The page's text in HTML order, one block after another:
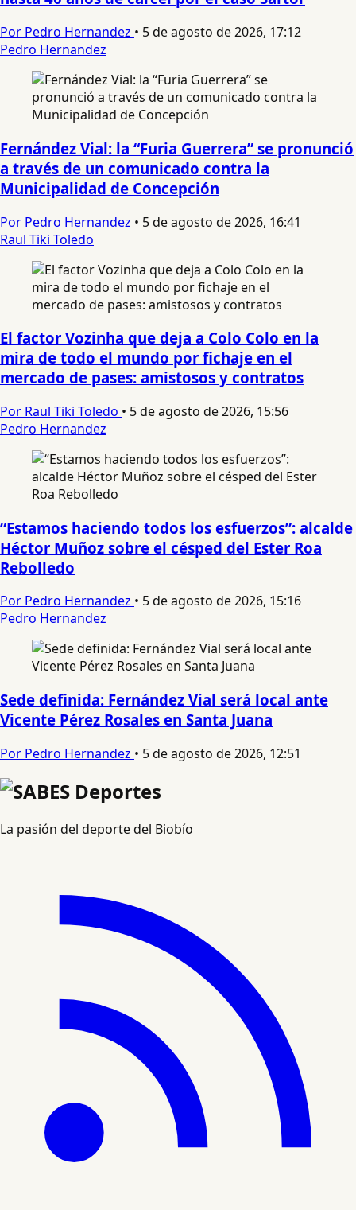
Por Pedro Hernandez • 5 de agosto de 2026, 17:12
Pedro Hernandez
Fernández Vial: la “Furia Guerrera” se pronunció
a través de un comunicado contra la
Municipalidad de Concepción
Por Pedro Hernandez • 5 de agosto de 2026, 16:41
Raul Tiki Toledo
El factor Vozinha que deja a Colo Colo en la
mira de todo el mundo por fichaje en el
mercado de pases: amistosos y contratos
Por Raul Tiki Toledo • 5 de agosto de 2026, 15:56
Pedro Hernandez
“Estamos haciendo todos los esfuerzos”: alcalde
Héctor Muñoz sobre el césped del Ester Roa
Rebolledo
Por Pedro Hernandez • 5 de agosto de 2026, 15:16
Pedro Hernandez
Sede definida: Fernández Vial será local ante
Vicente Pérez Rosales en Santa Juana
Por Pedro Hernandez • 5 de agosto de 2026, 12:51
La pasión del deporte del Biobío